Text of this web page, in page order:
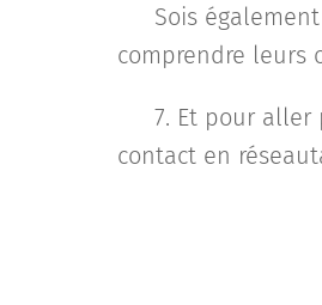
🔑 Sois
comprendre leurs
📌 7. Et pour
contact en